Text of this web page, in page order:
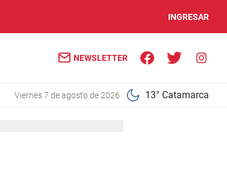
INGRESAR
NEWSLETTER
viernes 7 de agosto de 2026 13° Catamarca